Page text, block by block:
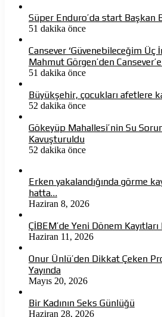
Süper Enduro’da start Başkan
51 dakika önce
Cansever ‘Güvenebileceğim Üç
Mahmut Görgen’den
51 dakika önce
Büyükşehir, çocukları afetlere
52 dakika önce
Gökeyüp Mahallesi’nin Su
Kavuşturuldu
52 dakika önce
Erken yakalandığında görme
hatta…
Haziran 8, 2026
ÇİBEM’de Yeni Dönem Kayıtları
Haziran 11, 2026
Onur Ünlü’den Dikkat Çeken
Yayında
Mayıs 20, 2026
Bir Kadının Seks Günlüğü
Haziran 28, 2026